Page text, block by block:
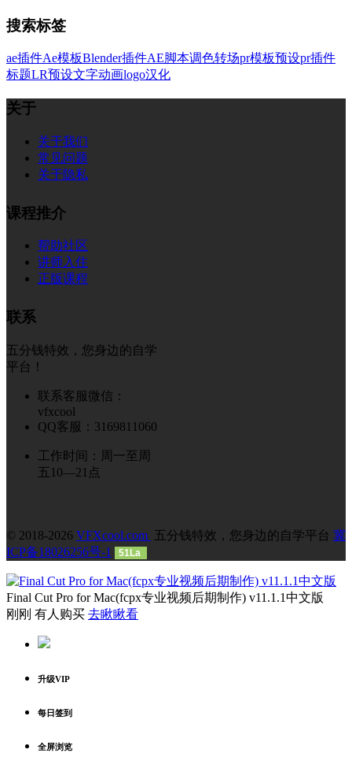
搜索标签
ae插件Ae模板Blender插件AE脚本调色转场pr模板预设pr插件
标题LR预设文字动画logo汉化
关于
关于我们
常见问题
关于隐私
课程推介
帮助社区
讲师入住
正版课程
联系
五分钱特效，您身边的自学
平台！
联系客服微信：
vfxcool
QQ客服：3169811060
工作时间：周一至周
五10—21点
© 2018-2026 VFXcool.com 五分钱特效，您身边的自学平台 冀
ICP备18026256号-1
51La
Final Cut Pro for Mac(fcpx专业视频后期制作) v11.1.1中文版
刚刚 有人购买 去瞅瞅看
升级VIP
每日签到
全屏浏览